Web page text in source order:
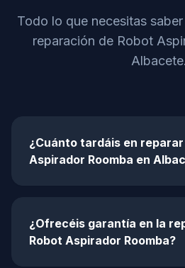
Todo lo que necesitas
reparación de Robot
Albacete.
¿Cuánto tardáis en
Aspirador Roomba en
¿Ofrecéis garantía en la
Robot Aspirador Roomba?